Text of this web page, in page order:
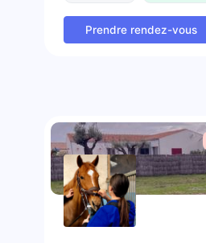
Prendre rendez-vous